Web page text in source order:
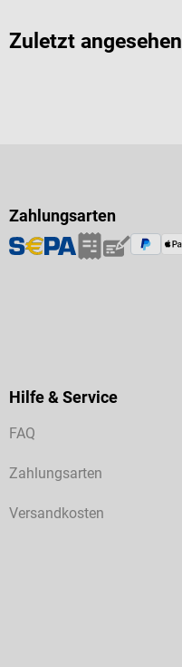
Zuletzt angesehen
Zahlungsarten
Hilfe & Service
FAQ
Zahlungsarten
Versandkosten